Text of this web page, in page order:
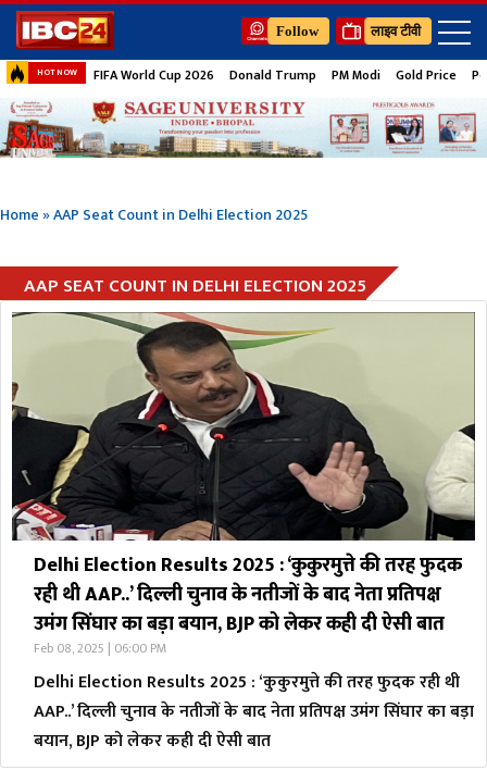
Follow लाइव टीवी
HOT NOW FIFA World Cup 2026 Donald Trump PM Modi Gold Price
Home»AAP Seat Count in Delhi Election 2025
AAP SEAT COUNT IN DELHI ELECTION 2025
Delhi Election Results 2025 : ‘कुकुरमुत्ते की तरह फुदक
रही थी AAP..’ दिल्ली चुनाव के नतीजों के बाद नेता प्रतिपक्ष
उमंग सिंघार का बड़ा बयान, BJP को लेकर कही दी ऐसी बात
Feb 08, 2025 | 06:00 PM
Delhi Election Results 2025 : ‘कुकुरमुत्ते की तरह फुदक रही थी
AAP..’ दिल्ली चुनाव के नतीजों के बाद नेता प्रतिपक्ष उमंग सिंघार का बड़ा
बयान, BJP को लेकर कही दी ऐसी बात